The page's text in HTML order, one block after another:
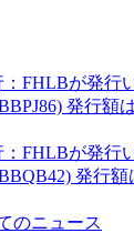
：FHLBが発行
発行額
：FHLBが発行
発行
のニュース